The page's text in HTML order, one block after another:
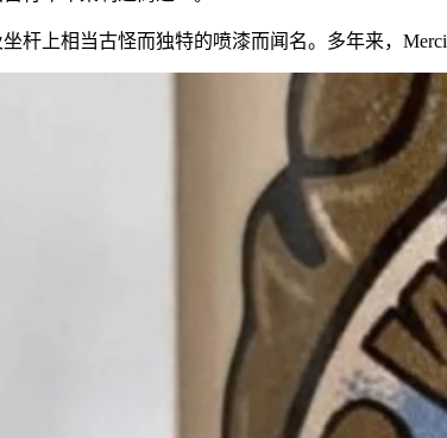
杆上相当古怪而独特的喷漆而闻名。多年来，